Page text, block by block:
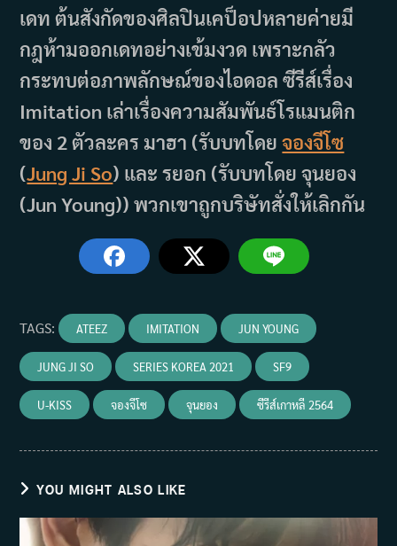
เดท ต้นสังกัดของศิลปินเคป็อปหลายค่ายมี
กฎห้ามออกเดทอย่างเข้มงวด เพราะกลัว
กระทบต่อภาพลักษณ์ของไอดอล ซีรีส์เรื่อง
Imitation เล่าเรื่องความสัมพันธ์โรแมนติก
ของ 2 ตัวละคร มาฮา (รับบทโดยจองจีโซ
(Jung Ji So) และ รยอก (รับบทโดย จุนยอง
(Jun Young)) พวกเขาถูกบริษัทสั่งให้เลิกกัน
TAGS: ATEEZ IMITATION JUN YOUNG
JUNG JI SO SERIES KOREA 2021 SF9
U-KISS จองจีโซ จุนยอง ซีรีส์เกาหลี 2564
YOU MIGHT ALSO LIKE